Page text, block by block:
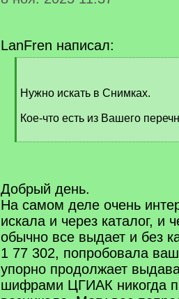
LanFren написал:
]Нужно искать в Снимках.
Кое-что есть из Вашего
[
]
Добрый день.
На самом деле очень
искала и через каталог, и
обычно все выдает и без
1 77 302, попробовала
упорно продолжает
шифрами ЦГИАК никогда